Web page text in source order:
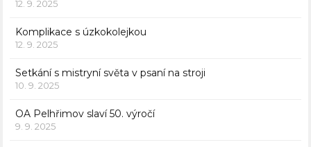
12. 9. 2025
Komplikace s úzkokolejkou
12. 9. 2025
Setkání s mistryní světa v psaní na stroji
10. 9. 2025
OA Pelhřimov slaví 50. výročí
9. 9. 2025